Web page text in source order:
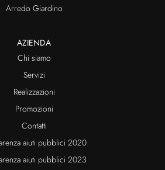
Arredo Giardino
AZIENDA
Chi siamo
Servizi
Realizzazioni
Promozioni
Contatti
aiuti pubblici 2020
aiuti pubblici 2023